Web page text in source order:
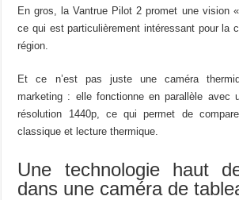
En gros, la Vantrue Pilot 2 promet une vision
ce qui est particulièrement intéressant pour la
région.
Et ce n’est pas juste une caméra
marketing : elle fonctionne en parallèle avec
résolution 1440p, ce qui permet de
classique et lecture thermique.
Une technologie haut
dans une caméra de